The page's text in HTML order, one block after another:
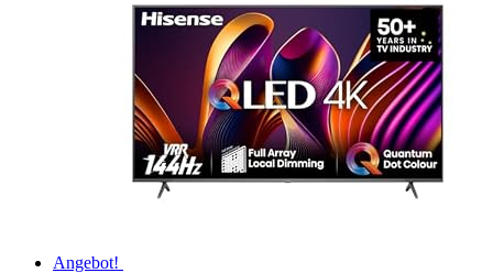
Angebot!